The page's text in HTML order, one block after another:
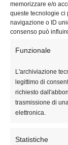
memorizzare e/o
queste tecnologie ci
navigazione o ID
consenso può
Funzionale
L'archiviazione
legittimo di
richiesto
trasmissione di
elettronica.
Statistiche
Annunci
Blog